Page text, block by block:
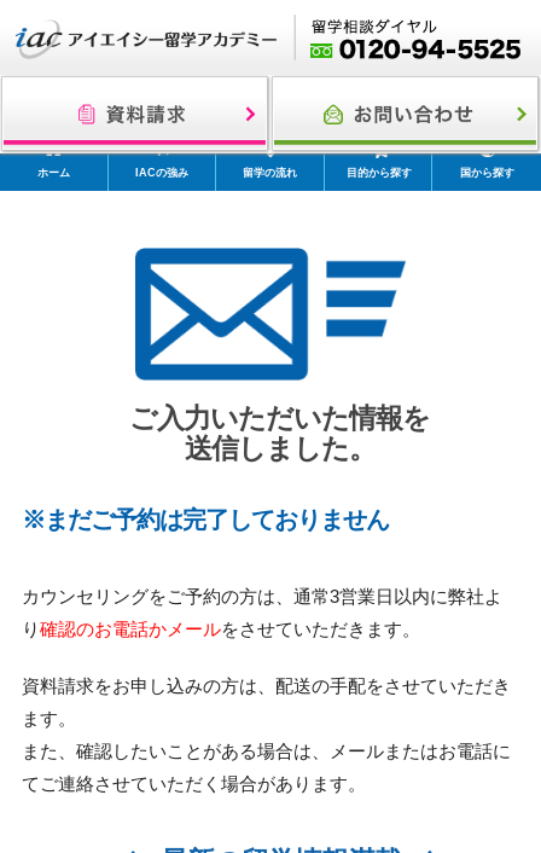
ホーム IACの強み 留学の流れ 目的から探す 国から探す
ご入力いただいた情報を
送信しました。
※まだご予約は完了しておりません
カウンセリングをご予約の方は、通常3営業日以内に弊社よ
り確認のお電話かメールをさせていただきます。
資料請求をお申し込みの方は、配送の手配をさせていただき
ます。
また、確認したいことがある場合は、メールまたはお電話に
てご連絡させていただく場合があります。